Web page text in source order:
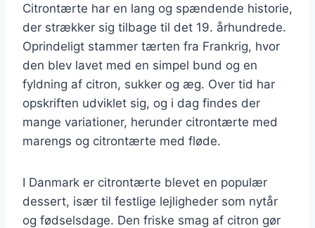
Citrontærte har en lang og spændende historie,
der strækker sig tilbage til det 19. århundrede.
Oprindeligt stammer tærten fra Frankrig, hvor
den blev lavet med en simpel bund og en
fyldning af citron, sukker og æg. Over tid har
opskriften udviklet sig, og i dag findes der
mange variationer, herunder citrontærte med
marengs og citrontærte med fløde.
I Danmark er citrontærte blevet en populær
dessert, især til festlige lejligheder som nytår
og fødselsdage. Den friske smag af citron gør